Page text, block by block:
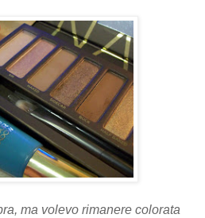
ma volevo rimanere colorata